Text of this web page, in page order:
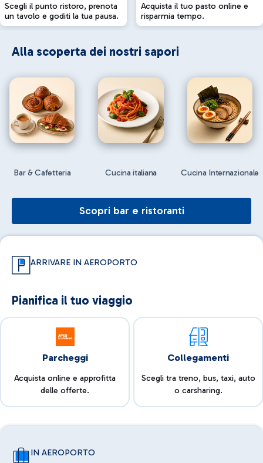
Scegli il punto ristoro, prenota
un tavolo e goditi la tua pausa.
Acquista il tuo pasto online e
risparmia tempo.
Alla scoperta dei nostri sapori
Bar & Cafetteria Cucina italiana Cucina Internazionale
Scopri bar e ristoranti
ARRIVARE IN AEROPORTO
Pianifica il tuo viaggio
Parcheggi
Acquista online e approfitta
delle offerte.
Collegamenti
Scegli tra treno, bus, taxi, auto
o carsharing.
IN AEROPORTO